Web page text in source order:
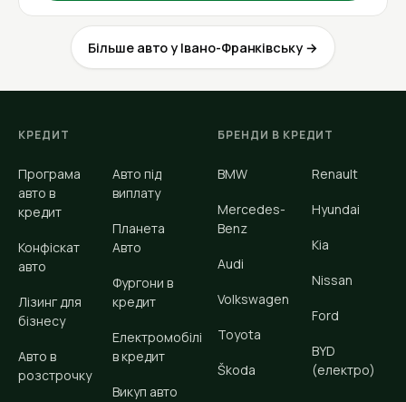
Більше авто у Івано-Франківську →
КРЕДИТ
Програма
авто в
кредит
Конфіскат
авто
Лізинг для
бізнесу
Авто в
розстрочку
Авто під
виплату
Планета
Авто
Фургони в
кредит
Електромобілі
в кредит
Викуп авто
БРЕНДИ В КРЕДИТ
BMW
Mercedes-
Benz
Audi
Volkswagen
Toyota
Škoda
Renault
Hyundai
Kia
Nissan
Ford
BYD
(електро)